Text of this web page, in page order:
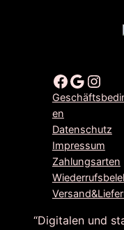
Facebook Google Instagram
en
Datenschutz
Impressum
Zahlungsarten
“Digitalen und